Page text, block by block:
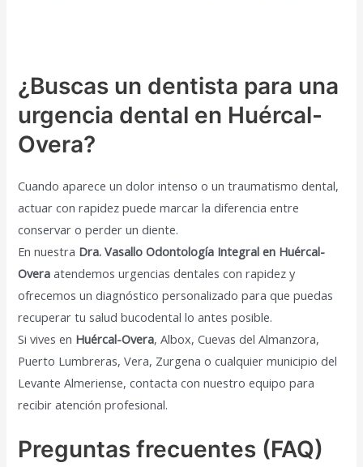
¿Buscas un dentista para una
urgencia dental en Huércal-
Overa?
Cuando aparece un dolor intenso o un traumatismo dental,
actuar con rapidez puede marcar la diferencia entre
conservar o perder un diente.
En nuestra Dra. Vasallo Odontología Integral en Huércal-
Overa atendemos urgencias dentales con rapidez y
ofrecemos un diagnóstico personalizado para que puedas
recuperar tu salud bucodental lo antes posible.
Si vives en Huércal-Overa, Albox, Cuevas del Almanzora,
Puerto Lumbreras, Vera, Zurgena o cualquier municipio del
Levante Almeriense, contacta con nuestro equipo para
recibir atención profesional.
Preguntas frecuentes (FAQ)